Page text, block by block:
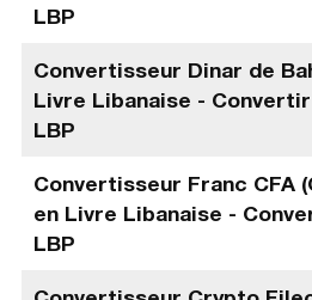
LBP
Convertisseur Dinar de
Livre Libanaise -
LBP
Convertisseur Franc CFA
en Livre Libanaise -
LBP